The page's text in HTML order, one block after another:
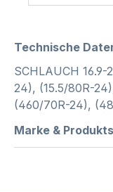
Technische
SCHLAUCH
24), (15.5/80R-
(460/70R-24),
Marke &